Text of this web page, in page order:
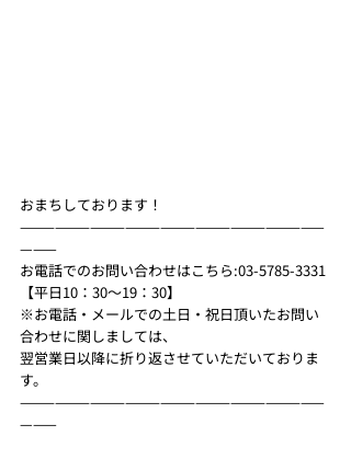
おまちしております！
——————————————————————————
———
お電話でのお問い合わせはこちら:03-5785-3331
【平日10：30～19：30】
※お電話・メールでの土日・祝日頂いたお問い
合わせに関しましては、
翌営業日以降に折り返させていただいておりま
す。
——————————————————————————
———